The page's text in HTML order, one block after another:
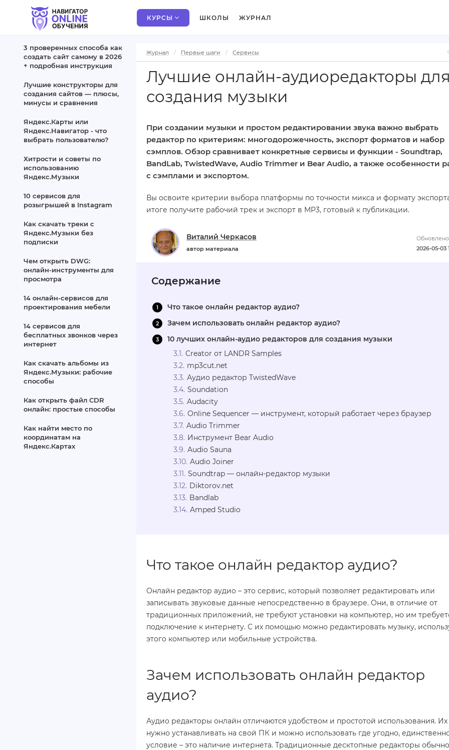
КУРСЫ ШКОЛЫ ЖУРНАЛ
Журнал Первые шаги Сервисы
Лучшие онлайн-аудиоредакторы
создания музыки
При создании музыки и простом редактировании звука важно выбрать
редактор по критериям: многодорожечность, экспорт форматов и набор
сэмплов. Обзор сравнивает конкретные сервисы и функции - Soundtrap,
BandLab, TwistedWave, Audio Trimmer и Bear Audio, а также особенности
с сэмплами и экспортом.
Вы освоите критерии выбора платформы по точности микса и формату
итоге получите рабочий трек и экспорт в MP3, готовый к публикации.
2026-05-03
Виталий Черкасов
автор материала
Содержание
Что такое онлайн редактор аудио?
Зачем использовать онлайн редактор аудио?
10 лучших онлайн-аудио редакторов для создания музыки
Creator от LANDR Samples
mp3cut.net
Аудио редактор TwistedWave
Soundation
Audacity
Online Sequencer — инструмент, который работает через браузер
Audio Trimmer
Инструмент Bear Audio
Audio Sauna
Audio Joiner
Soundtrap — онлайн-редактор музыки
Diktorov.net
Bandlab
Amped Studio
Что такое онлайн редактор аудио?
Онлайн редактор аудио – это сервис, который позволяет редактировать или
записывать звуковые данные непосредственно в браузере. Они, в отличие от
традиционных приложений, не требуют установки на компьютер, но им
подключение к интернету. С их помощью можно редактировать музыку,
этого компьютер или мобильные устройства.
Зачем использовать онлайн редактор
аудио?
Аудио редакторы онлайн отличаются удобством и простотой использования.
нужно устанавливать на свой ПК и можно использовать где угодно,
условие – это наличие интернета. Традиционные десктопные редакторы
3 проверенных способа как
создать сайт самому в 2026
+ подробная инструкция
Лучшие конструкторы для
создания сайтов — плюсы,
минусы и сравнения
Яндекс.Карты или
Яндекс.Навигатор - что
выбрать пользователю?
Хитрости и советы по
использованию
Яндекс.Музыки
10 сервисов для
розыгрышей в Instagram
Как скачать треки с
Яндекс.Музыки без
подписки
Чем открыть DWG:
онлайн‑инструменты для
просмотра
14 онлайн-сервисов для
проектирования мебели
14 сервисов для
бесплатных звонков через
интернет
Как скачать альбомы из
Яндекс.Музыки: рабочие
способы
Как открыть файл CDR
онлайн: простые способы
Как найти место по
координатам на
Яндекс.Картах